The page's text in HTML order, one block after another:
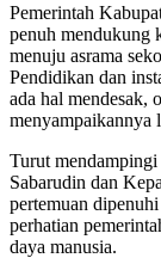
Pemerintah
penuh mendukung
menuju asrama
Pendidikan dan
ada hal mendesak,
menyampaikannya
Turut
Sabarudin dan
pertemuan
perhatian
daya manusia.